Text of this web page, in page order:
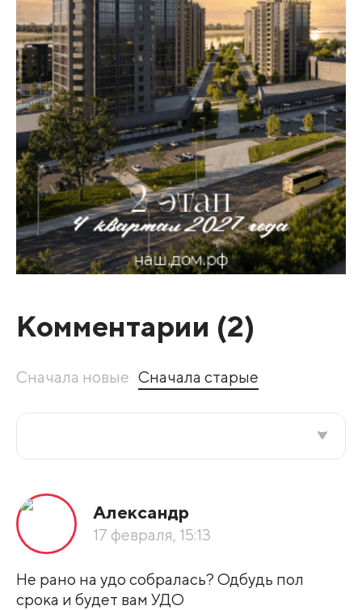
Комментарии (2)
Сначала новые Сначала старые
По рейтингу
Развернуть все
Александр
17 февраля, 15:13
Не рано на удо собралась? Одбудь пол
срока и будет вам УДО